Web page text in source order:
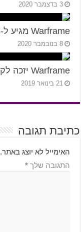
3 בדצמבר 2020
Warframe מגיע ל-PlayStation 5 בהשקה
8 בנובמבר 2020
Warframe יזכה לקבל תוספות וחידושים במהלך 2019
21 בינואר 2019
כתיבת תגובה
האימייל לא יוצג באתר.
התגובה שלך *